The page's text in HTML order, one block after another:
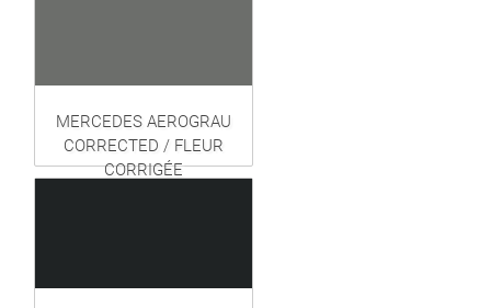
MERCEDES AEROGRAU
CORRECTED / FLEUR
CORRIGÉE